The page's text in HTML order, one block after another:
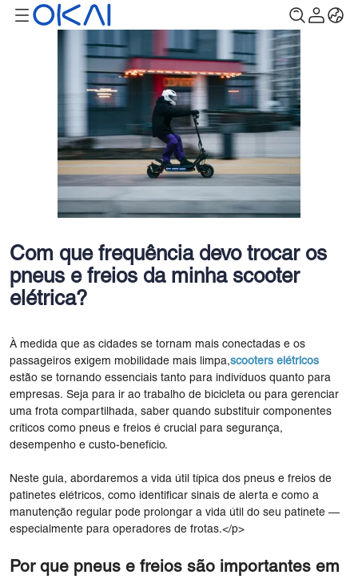
Com que frequência devo trocar os
pneus e freios da minha scooter
elétrica?
À medida que as cidades se tornam mais conectadas e os
passageiros exigem mobilidade mais limpa,scooters elétricos
estão se tornando essenciais tanto para indivíduos quanto para
empresas. Seja para ir ao trabalho de bicicleta ou para gerenciar
uma frota compartilhada, saber quando substituir componentes
críticos como pneus e freios é crucial para segurança,
desempenho e custo-benefício.
Neste guia, abordaremos a vida útil típica dos pneus e freios de
patinetes elétricos, como identificar sinais de alerta e como a
manutenção regular pode prolongar a vida útil do seu patinete —
especialmente para operadores de frotas.</p>
Por que pneus e freios são importantes em